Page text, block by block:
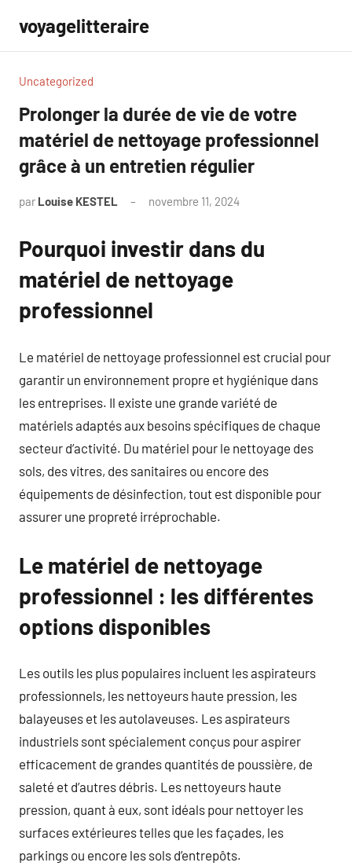
contenu
voyagelitteraire
Uncategorized
Prolonger la durée de vie de votre
matériel de nettoyage professionnel
grâce à un entretien régulier
par Louise KESTEL novembre 11, 2024
Pourquoi investir dans du
matériel de nettoyage
professionnel
Le matériel de nettoyage professionnel est crucial pour
garantir un environnement propre et hygiénique dans
les entreprises. Il existe une grande variété de
matériels adaptés aux besoins spécifiques de chaque
secteur d’activité. Du matériel pour le nettoyage des
sols, des vitres, des sanitaires ou encore des
équipements de désinfection, tout est disponible pour
assurer une propreté irréprochable.
Le matériel de nettoyage
professionnel : les différentes
options disponibles
Les outils les plus populaires incluent les aspirateurs
professionnels, les nettoyeurs haute pression, les
balayeuses et les autolaveuses. Les aspirateurs
industriels sont spécialement conçus pour aspirer
efficacement de grandes quantités de poussière, de
saleté et d’autres débris. Les nettoyeurs haute
pression, quant à eux, sont idéals pour nettoyer les
surfaces extérieures telles que les façades, les
parkings ou encore les sols d’entrepôts.